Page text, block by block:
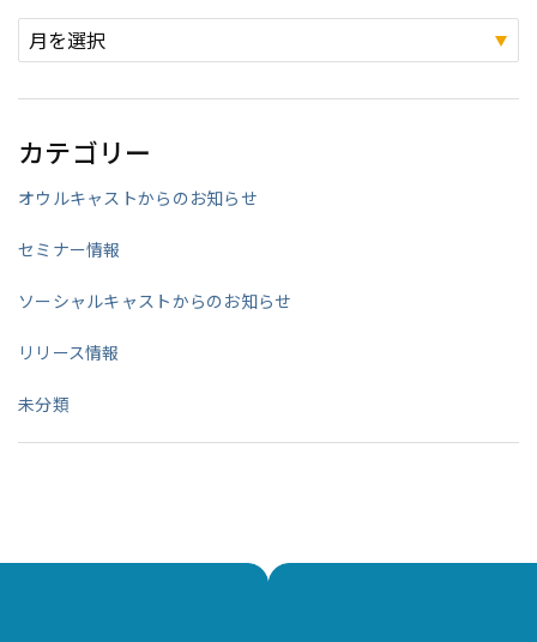
カテゴリー
オウルキャストからのお知らせ
セミナー情報
ソーシャルキャストからのお知らせ
リリース情報
未分類